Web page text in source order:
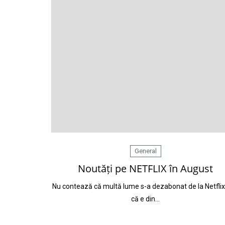
General
Noutăți pe NETFLIX în August
Nu contează că multă lume s-a dezabonat de la
că e din…